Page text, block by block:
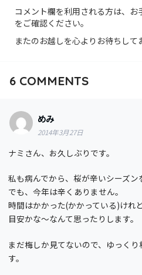
コメント欄を利用される方は、お
をご確認ください。
またのお越しを心よりお待ちして
6COMMENTS
めみ
2014年3月27日
ナミさん、お久しぶりです。
私も病んでから、桜が辛いシーズン
でも、今年は辛くありません。
時間はかかった(かかっている)けれ
目安かな〜なんて思ったりします。
まだ梅しか見てないので、ゆっく
す。